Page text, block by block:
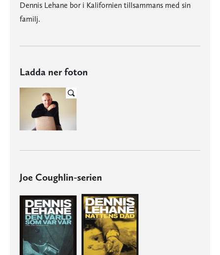
Dennis Lehane bor i Kalifornien tillsammans med sin
familj.
Ladda ner foton
Joe Coughlin-serien